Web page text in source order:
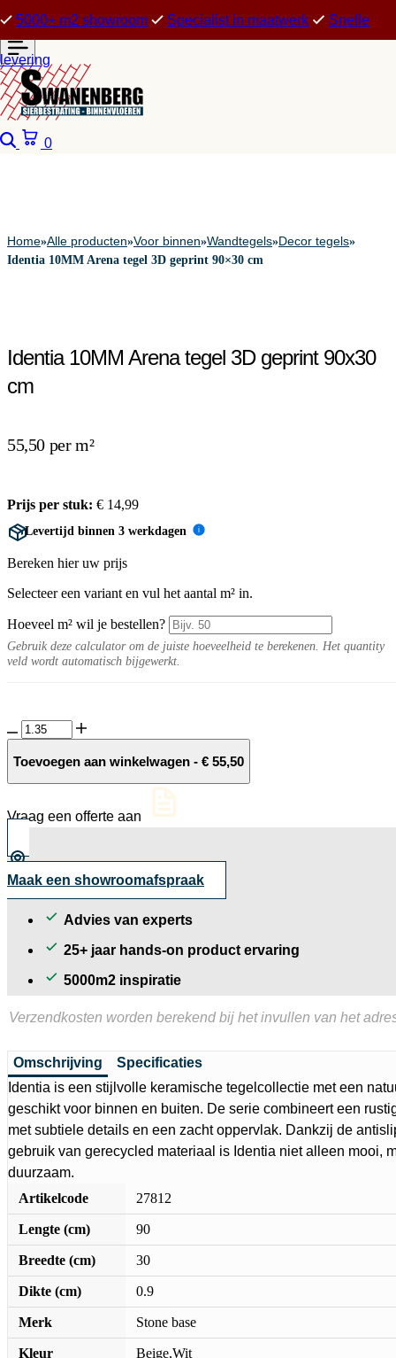
5000+ m2 showroom Specialist in maatwerk Snelle
levering
Zoeken
0
Home»Alle producten»Voor binnen»Wandtegels»Decor tegels»
Identia 10MM Arena tegel 3D geprint 90×30 cm
Identia 10MM Arena tegel 3D geprint 90x30
cm
55,50 per m²
Prijs per stuk: € 14,99
Levertijd binnen 3 werkdagen i
Bereken hier uw prijs
Selecteer een variant en vul het aantal m² in.
Hoeveel m² wil je bestellen?
Gebruik deze calculator om de juiste hoeveelheid te berekenen. Het quantity
veld wordt automatisch bijgewerkt.
Identia
10MM
Arena
90x30
aantal
Toevoegen aan winkelwagen - € 55,50
Vraag een offerte aan
Maak een showroomafspraak
Advies van experts
25+ jaar hands-on product ervaring
5000m2 inspiratie
Verzendkosten worden berekend bij het invullen van het
Omschrijving
Specificaties
Identia is een stijlvolle keramische tegelcollectie met een
geschikt voor binnen en buiten. De serie combineert een
met subtiele details en een zacht oppervlak. Dankzij de
gebruik van gerecycled materiaal is Identia niet alleen mooi,
duurzaam.
Artikelcode
27812
Lengte (cm) 90
Breedte (cm) 30
Dikte (cm) 0.9
Merk Stone base
Kleur Beige,Wit